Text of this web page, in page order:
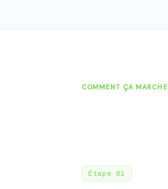
COMMENT ÇA MARCHE
Étape 01